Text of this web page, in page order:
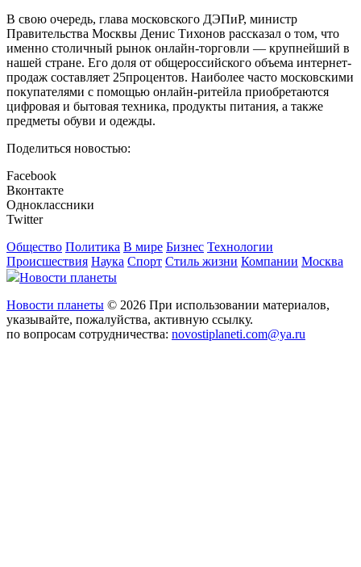
В свою очередь, глава московского ДЭПиР, министр
Правительства Москвы Денис Тихонов рассказал о том, что
именно столичный рынок онлайн-торговли — крупнейший в
нашей стране. Его доля от общероссийского объема интернет-
продаж составляет 25процентов. Наиболее часто московскими
покупателями с помощью онлайн-ритейла приобретаются
цифровая и бытовая техника, продукты питания, а также
предметы обуви и одежды.
Поделиться новостью:
Facebook
Вконтакте
Одноклассники
Twitter
Общество Политика В мире Бизнес Технологии
Происшествия Наука Спорт Стиль жизни Компании Москва
Новости планеты
Новости планеты © 2026 При использовании материалов,
указывайте, пожалуйства, активную ссылку.
по вопросам сотрудничества: novostiplaneti.com@ya.ru